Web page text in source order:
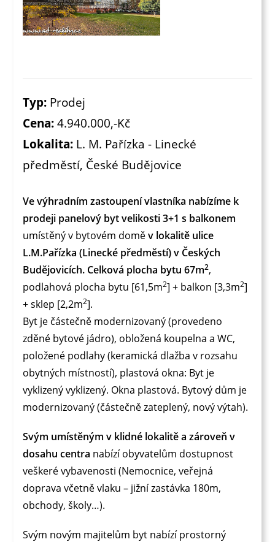
Typ: Prodej
Cena: 4.940.000,-Kč
Lokalita: L. M. Pařízka - Linecké
předměstí, České Budějovice
Ve výhradním zastoupení vlastníka nabízíme k
prodeji panelový byt velikosti 3+1 s balkonem
umístěný v bytovém doměv lokalitě ulice
L.M.Pařízka (Linecké předměstí) v Českých
Budějovicích. Celková plocha bytu 67m2,
podlahová plocha bytu [61,5m2] + balkon [3,3m2]
+ sklep [2,2m2].
Byt je částečně modernizovaný (provedeno
zděné bytové jádro), obložená koupelna a WC,
položené podlahy (keramická dlažba v rozsahu
obytných místností), plastová okna: Byt je
vyklizený vyklizený. Okna plastová. Bytový dům je
modernizovaný (částečně zateplený, nový výtah).
Svým umístěným v klidné lokalitě a zároveň v
dosahu centra nabízí obyvatelům dostupnost
veškeré vybavenosti (Nemocnice, veřejná
doprava včetně vlaku – jižní zastávka 180m,
obchody, školy…).
Svým novým majitelům byt nabízí prostorný